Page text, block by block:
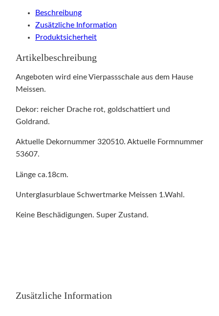
Beschreibung
Zusätzliche Information
Produktsicherheit
Artikelbeschreibung
Angeboten wird eine Vierpassschale aus dem Hause
Meissen.
Dekor: reicher Drache rot, goldschattiert und
Goldrand.
Aktuelle Dekornummer 320510. Aktuelle Formnummer
53607.
Länge ca.18cm.
Unterglasurblaue Schwertmarke Meissen 1.Wahl.
Keine Beschädigungen. Super Zustand.
Zusätzliche Information